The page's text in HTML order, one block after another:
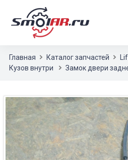
Главная Каталог запчастей
Кузов внутри
Замок двери